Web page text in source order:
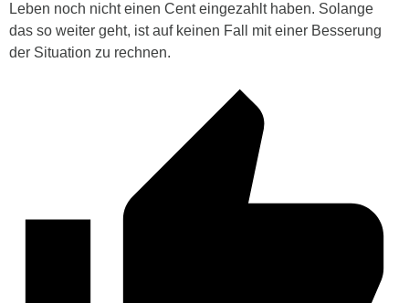
Leben noch nicht einen Cent eingezahlt haben. Solange
das so weiter geht, ist auf keinen Fall mit einer Besserung
der Situation zu rechnen.